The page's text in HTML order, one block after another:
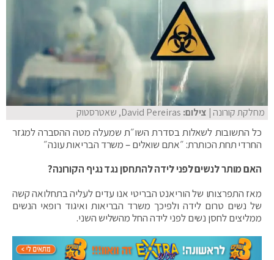
מחלקת קורונה| צילום: David Pereiras, שאטרסטוק
כל התשובות לשאלות בסדרת השו״ת שמעלה מטה ההסברה למגזר
החרדי תחת הכותרת: ״אתם שואלים – משרד הבריאות עונה״
האם מותר לנשים לפני לידה להתחסן נגד נגיף הקורונה?
מאז התפרצותו של הוריאנט הבריטי אנו עדים לעליה בתחלואה קשה
של נשים טרום לידה ולפיכך משרד הבריאות ואיגוד רופאי הנשים
ממליצים לחסן נשים לפני לידה החל מהשליש השני.